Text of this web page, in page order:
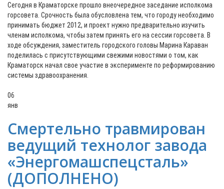
Сегодня в Краматорске прошло внеочередное заседание исполкома
горсовета. Срочность была обусловлена тем, что городу необходимо
принимать бюджет 2012, и проект нужно предварительно изучить
членам исполкома, чтобы затем принять его на сессии горсовета. В
ходе обсуждения, заместитель городского головы Марина Караван
поделилась с присутствующими свежими новостями о том, как
Краматорск начал свое участие в эксперименте по реформированию
системы здравоохранения.
06
янв
Смертельно травмирован
ведущий технолог завода
«Энергомашспецсталь»
(ДОПОЛНЕНО)